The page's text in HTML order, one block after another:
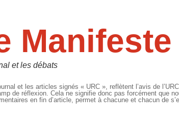
Manifeste
et les débats
et les articles signés « URC », reflètent l’avis de
de réflexion. Cela ne signifie donc pas forcément que
en fin d’article, permet à chacune et chacun de